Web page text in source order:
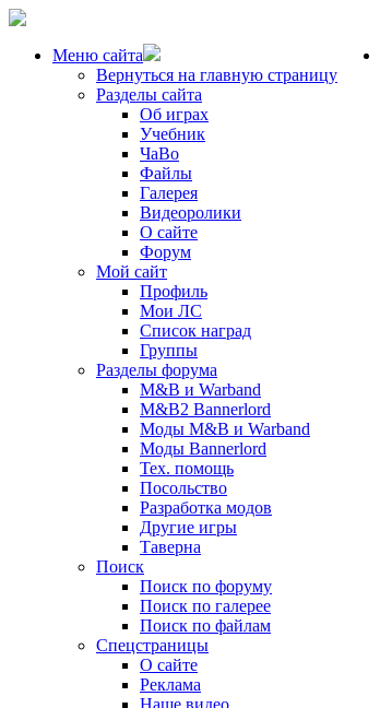
Меню сайта
Вернуться на главную страницу
Разделы сайта
Об играх
Учебник
ЧаВо
Файлы
Галерея
Видеоролики
О сайте
Форум
Мой сайт
Профиль
Мои ЛС
Список наград
Группы
Разделы форума
M&B и Warband
M&B2 Bannerlord
Моды M&B и Warband
Моды Bannerlord
Тех. помощь
Посольство
Разработка модов
Другие игры
Таверна
Поиск
Поиск по форуму
Поиск по галерее
Поиск по файлам
Спецстраницы
О сайте
Реклама
Наше видео